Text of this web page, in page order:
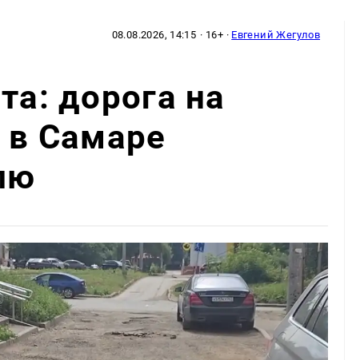
08.08.2026, 14:15 · 16+ · Евгений Жегулов
дорога на
в Самаре